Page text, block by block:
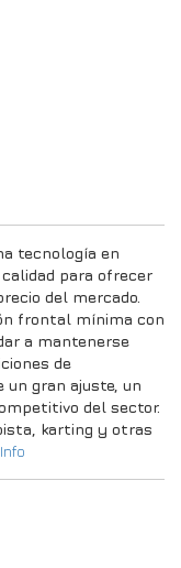
tecnología en
para ofrecer
del mercado.
frontal mínima con
a mantenerse
de
gran ajuste, un
del sector.
karting y otras